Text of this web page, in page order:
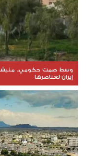
إيران لعناصرها